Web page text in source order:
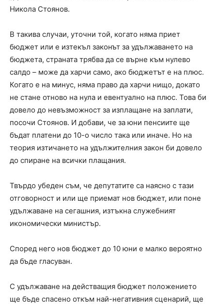
Никола Стоянов.
В такива случаи, уточни той, когато няма приет
бюджет или е изтекъл законът за удължаването на
бюджета, страната трябва да се върне към нулево
салдо – може да харчи само, ако бюджетът е на плюс.
Когато е на минус, няма право да харчи нищо, докато
не стане отново на нула и евентуално на плюс. Това би
довело до невъзможност за изплащане на заплати,
посочи Стоянов. И добави, че за юни пенсиите ще
бъдат платени до 10-о число така или иначе. Но на
теория изтичането на удължителния закон би довело
до спиране на всички плащания.
Твърдо убеден съм, че депутатите са наясно с тази
отговорност и или ще приемат нов бюджет, или поне
удължаване на сегашния, изтъкна служебният
икономически министър.
Според него нов бюджет до 10 юни е малко вероятно
да бъде гласуван.
С удължаване на действащия бюджет положението
ще бъде спасено откъм най-негативния сценарий, ще